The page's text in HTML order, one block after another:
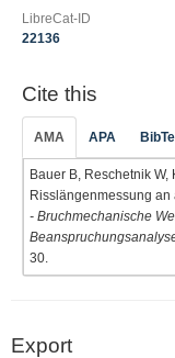
LibreCat-ID
22136
Cite this
AMA APA
Bauer B, Reschetnik
Risslängenmessung an
- Bruchmechanische
30.
Export